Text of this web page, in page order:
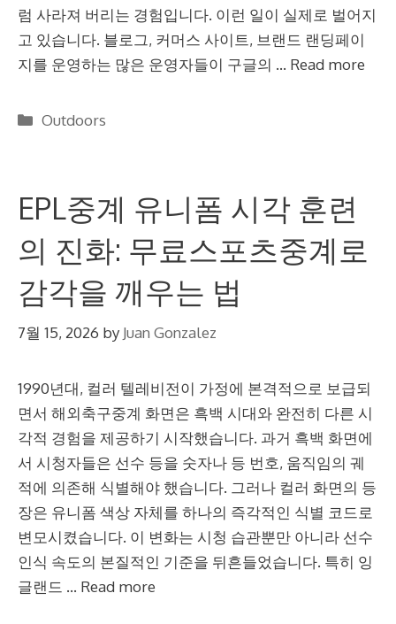
럼 사라져 버리는 경험입니다. 이런 일이 실제로 벌어지
고 있습니다. 블로그, 커머스 사이트, 브랜드 랜딩페이
지를 운영하는 많은 운영자들이 구글의 … Read more
Categories
Outdoors
EPL중계 유니폼 시각 훈련
의 진화: 무료스포츠중계로
감각을 깨우는 법
7월 15, 2026 by Juan Gonzalez
1990년대, 컬러 텔레비전이 가정에 본격적으로 보급되
면서 해외축구중계 화면은 흑백 시대와 완전히 다른 시
각적 경험을 제공하기 시작했습니다. 과거 흑백 화면에
서 시청자들은 선수 등을 숫자나 등 번호, 움직임의 궤
적에 의존해 식별해야 했습니다. 그러나 컬러 화면의 등
장은 유니폼 색상 자체를 하나의 즉각적인 식별 코드로
변모시켰습니다. 이 변화는 시청 습관뿐만 아니라 선수
인식 속도의 본질적인 기준을 뒤흔들었습니다. 특히 잉
글랜드 … Read more